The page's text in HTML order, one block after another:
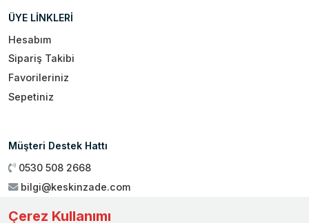
ÜYE LİNKLERİ
Hesabım
Sipariş Takibi
Favorileriniz
Sepetiniz
Müşteri Destek Hattı
0530 508 2668
bilgi@keskinzade.com
Çerez Kullanımı